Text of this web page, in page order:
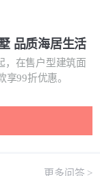
品质海居生活
，在售户型建筑面
享99折优惠。
更多问答 >